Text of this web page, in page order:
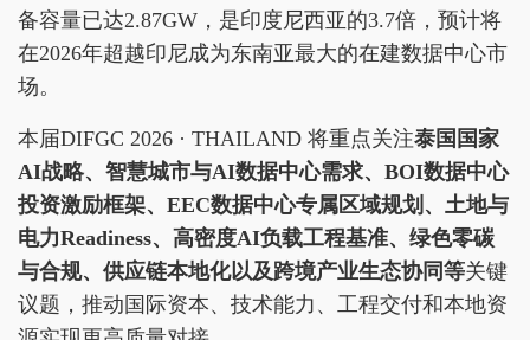
备容量已达2.87GW，是印度尼西亚的3.7倍，预计将
在2026年超越印尼成为东南亚最大的在建数据中心市
场。
本届DIFGC 2026 · THAILAND 将重点关注泰国国家
AI战略、智慧城市与AI数据中心需求、BOI数据中心
投资激励框架、EEC数据中心专属区域规划、土地与
电力Readiness、高密度AI负载工程基准、绿色零碳
与合规、供应链本地化以及跨境产业生态协同等关键
议题，推动国际资本、技术能力、工程交付和本地资